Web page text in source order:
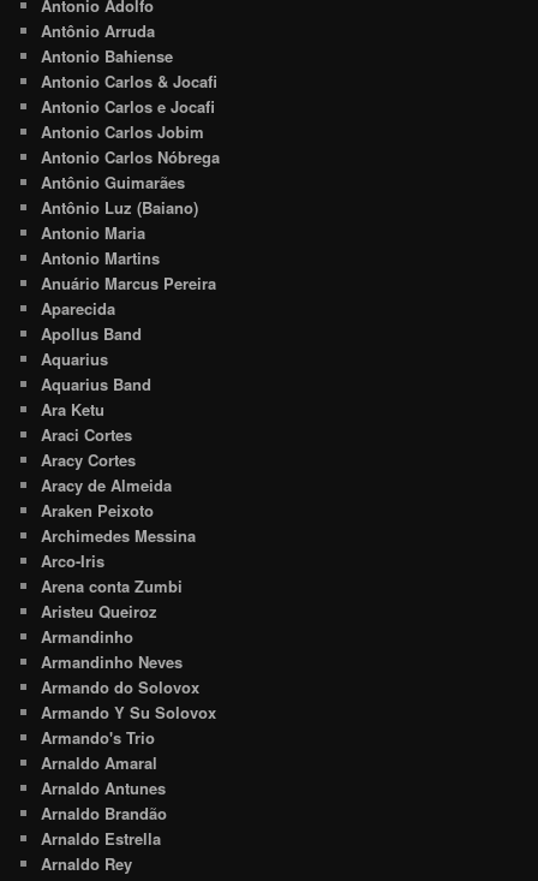
Antonio Adolfo
Antônio Arruda
Antonio Bahiense
Antonio Carlos & Jocafi
Antonio Carlos e Jocafi
Antonio Carlos Jobim
Antonio Carlos Nóbrega
Antônio Guimarães
Antônio Luz (Baiano)
Antonio Maria
Antonio Martins
Anuário Marcus Pereira
Aparecida
Apollus Band
Aquarius
Aquarius Band
Ara Ketu
Araci Cortes
Aracy Cortes
Aracy de Almeida
Araken Peixoto
Archimedes Messina
Arco-Iris
Arena conta Zumbi
Aristeu Queiroz
Armandinho
Armandinho Neves
Armando do Solovox
Armando Y Su Solovox
Armando's Trio
Arnaldo Amaral
Arnaldo Antunes
Arnaldo Brandão
Arnaldo Estrella
Arnaldo Rey